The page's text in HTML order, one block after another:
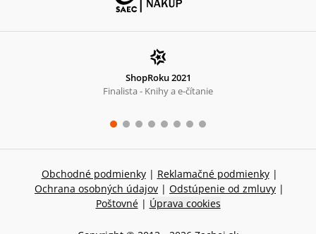
ShopRoku 2021
Finalista - Knihy a e-čítanie
Obchodné podmienky | Reklamačné podmienky |
Ochrana osobných údajov | Odstúpenie od zmluvy |
Poštovné | Úprava cookies